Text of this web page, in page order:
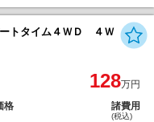
トタイム４ＷＤ ４Ｗ
128万円
格
諸費用
(税込)